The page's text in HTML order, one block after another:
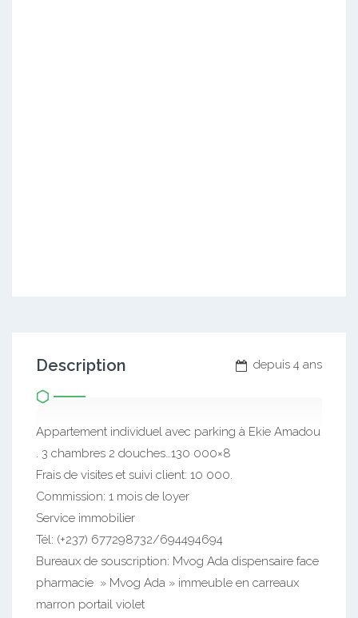
depuis 4 ans
Description
Appartement individuel avec parking à Ekie Amadou
. 3 chambres 2 douches…130 000×8
Frais de visites et suivi client: 10 000.
Commission: 1 mois de loyer
Service immobilier
Tél: (+237) 677298732/694494694
Bureaux de souscription: Mvog Ada dispensaire face
pharmacie » Mvog Ada » immeuble en carreaux
marron portail violet